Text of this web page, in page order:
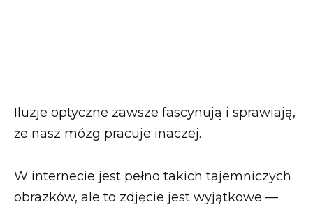
Iluzje optyczne zawsze fascynują i sprawiają,
że nasz mózg pracuje inaczej.
W internecie jest pełno takich tajemniczych
obrazków, ale to zdjęcie jest wyjątkowe —